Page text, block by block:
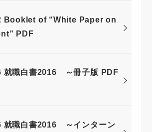
Booklet of “White Paper on
PDF
就職白書2016 ～冊子版 PDF
就職白書2016 ～インターン